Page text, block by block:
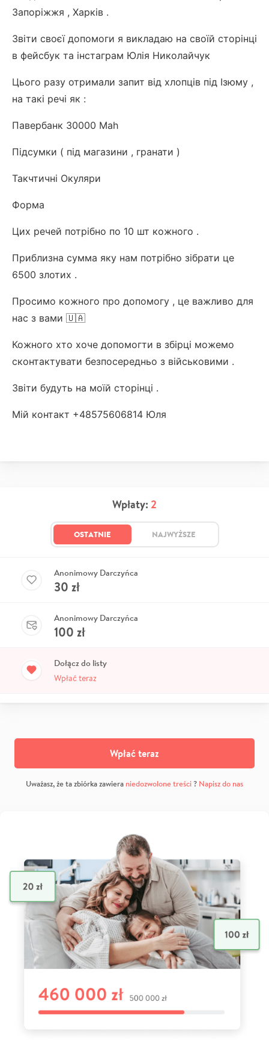
Запоріжжя , Харків .
Звіти своєї допомоги я викладаю на своїй сторінці
в фейсбук та інстаграм Юлія Николайчук
Цього разу отримали запит від хлопців під Ізюму ,
на такі речі як :
Павербанк 30000 Mah
Підсумки ( під магазини , гранати )
Такчтичні Окуляри
Форма
Цих речей потрібно по 10 шт кожного .
Приблизна сумма яку нам потрібно зібрати це
6500 злотих .
Просимо кожного про допомогу , це важливо для
нас з вами 🇺🇦
Кожного хто хоче допомогти в збірці можемо
сконтактувати безпосередньо з військовими .
Звіти будуть на моїй сторінці .
Мій контакт +48575606814 Юля
Wpłaty: 2
OSTATNIE NAJWYŻSZE
Anonimowy Darczyńca
30 zł
Anonimowy Darczyńca
100 zł
Dołącz do listy
Wpłać teraz
Wpłać teraz
Uważasz, że ta zbiórka zawiera niedozwolone treści? Napisz do nas